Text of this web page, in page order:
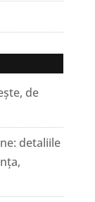
de
detaliile